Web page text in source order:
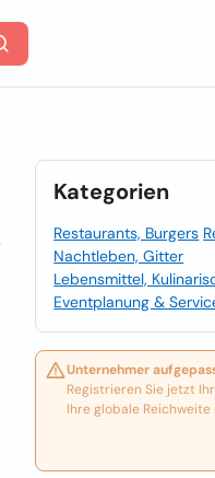
Kategorien
Restaurants, Burgers
Nachtleben, Gitter
Lebensmittel,
Eventplanung &
Unternehmer
Registrieren Sie jetzt
Ihre globale